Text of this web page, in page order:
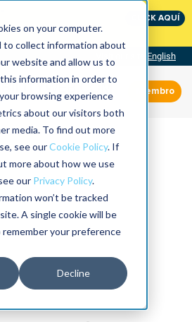
on your computer.
to collect information about
website and allow us to
information in order to
browsing experience
about our visitors both
media. To find out more
see ourCookie Policy. If
more about how we use
our Privacy Policy.
won’t be tracked
A single cookie will be
your preference
Decline
CLICK AQUÍ
English
Miembro